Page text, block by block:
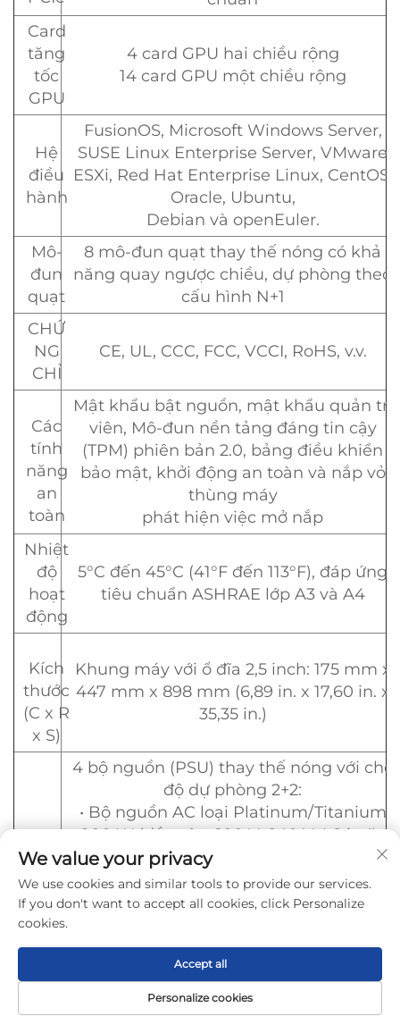
Card
tăng
tốc
GPU
4 card GPU hai chiều rộng
14 card GPU một chiều rộng
Hệ
điều
hành
FusionOS, Microsoft Windows Server,
SUSE Linux Enterprise Server, VMware
ESXi, Red Hat Enterprise Linux, CentOS,
Oracle, Ubuntu,
Debian và openEuler.
Mô-
đun
quạt
8 mô-đun quạt thay thế nóng có khả
năng quay ngược chiều, dự phòng theo
cấu hình N+1
CHỨ
NG
CHỈ
CE, UL, CCC, FCC, VCCI, RoHS, v.v.
Các
tính
năng
an
toàn
Mật khẩu bật nguồn, mật khẩu quản trị
viên, Mô-đun nền tảng đáng tin cậy
(TPM) phiên bản 2.0, bảng điều khiển
bảo mật, khởi động an toàn và nắp vỏ
thùng máy
phát hiện việc mở nắp
Nhiệt
độ
hoạt
động
5°C đến 45°C (41°F đến 113°F), đáp ứng
tiêu chuẩn ASHRAE lớp A3 và A4
Kích
thước
(C x R
x S)
Khung máy với ổ đĩa 2,5 inch: 175 mm x
447 mm x 898 mm (6,89 in. x 17,60 in. x
35,35 in.)
4 bộ nguồn (PSU) thay thế nóng với chế
độ dự phòng 2+2:
• Bộ nguồn AC loại Platinum/Titanium
900 W (đầu vào: 100 V–240 V AC hoặc
192 V–288 V DC)
• Bộ nguồn AC loại Platinum 1500 W
1000 W (đầu vào: 100 V–127 V AC)
192 V–288 V DC)
• Các bộ nguồn AC 2000 W đạt chuẩn
Titanium
1800 W (đầu vào: 200 V–220 V AC)
Trang Chủ Sản phẩm Giới thiệu Liên hệ
We value your privacy
We use cookies and similar tools to provide our services.
If you don't want to accept all cookies, click Personalize
cookies.
Personalize cookies
Accept all